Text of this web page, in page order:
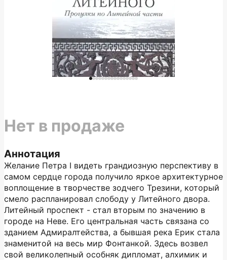
Аннотация
Желание Петра I видеть грандиозную перспективу в
самом сердце города получило яркое архитектурное
воплощение в творчестве зодчего Трезини, который
смело распланировал слободу у Литейного двора.
Литейный проспект - стал вторым по значению в
городе на Неве. Его центральная часть связана со
зданием Адмиралтейства, а бывшая река Ерик стала
знаменитой на весь мир Фонтанкой. Здесь возвел
свой великолепный особняк дипломат, алхимик и
Нет в продаже